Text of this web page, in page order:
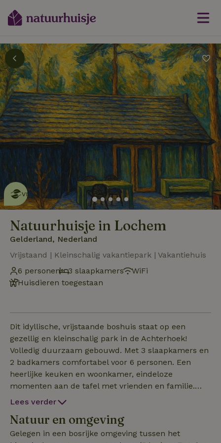
Dit natuurhuisje is eco-
vriendelijklees meer
Natuurhuisje in Lochem
Gelderland, Nederland
Vrijstaand | Kleinschalig vakantiepark | Vakantiehuis
6 personen
3 slaapkamers
WiFi
Huisdieren toegestaan
Dit idyllische, vrijstaande boshuis staat op een
gezellig en kleinschalig park in de Achterhoek!
Volledig duurzaam gebouwd. Met 3 slaapkamers en
2 badkamers comfortabel voor 6 personen. Een
heerlijke keuken en woonkamer, eindeloze
momenten aan de tafel met vrienden en familie.
Kletsen, eten, drinken, spelletjes of heerlijk een boek
gehad. In de tuin staat een gezellige kleine
houtbrander voor warmte bij een gezellig (klein)
Lees verder
Natuur en omgeving
Gelegen in een bosrijke omgeving tussen het